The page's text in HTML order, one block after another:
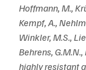
Hoffmann, M.,
Kempf, A.,
Winkler, M.S.,
Behrens,
highly resistant